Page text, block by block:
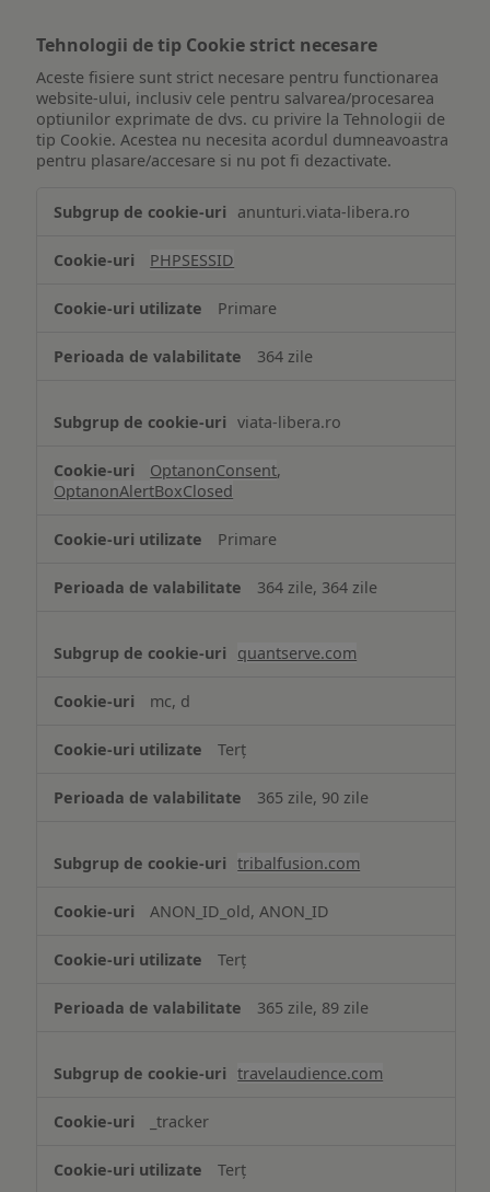
Tehnologii de tip Cookie strict necesare
Aceste fisiere sunt strict necesare pentru functionarea
website-ului, inclusiv cele pentru salvarea/procesarea
optiunilor exprimate de dvs. cu privire la Tehnologii de
tip Cookie. Acestea nu necesita acordul dumneavoastra
pentru plasare/accesare si nu pot fi dezactivate.
de
Cookie
necesare
anunturi.viata-libera.ro
PHPSESSID
Primare
364 zile
viata-libera.ro
OptanonConsent,
OptanonAlertBoxClosed
Primare
364 zile, 364 zile
quantserve.com
mc, d
Terț
365 zile, 90 zile
tribalfusion.com
ANON_ID_old, ANON_ID
Terț
365 zile, 89 zile
travelaudience.com
_tracker
Terț